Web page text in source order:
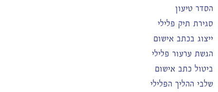
הסדר טיעון
סגירת תיק פלילי
ייצוג בכתב אישום
הגשת ערעור פלילי
ביטול כתב אישום
שלבי ההליך הפלילי